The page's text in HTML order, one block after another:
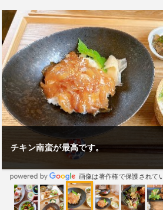
チキン南蛮が最高です。
画像は著作権で保護されて